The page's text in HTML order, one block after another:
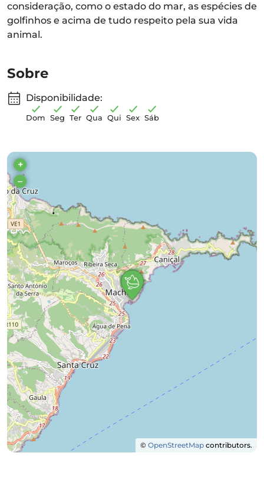
consideração, como o estado do mar, as espécies de
golfinhos e acima de tudo respeito pela sua vida
animal.
Sobre
Disponibilidade:
Dom Seg Ter Qua Qui Sex Sáb
+
–
© OpenStreetMap contributors.